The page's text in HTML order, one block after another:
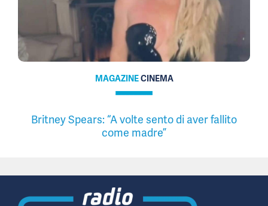
MAGAZINECINEMA
Britney Spears: “A volte sento di aver fallito
come madre”